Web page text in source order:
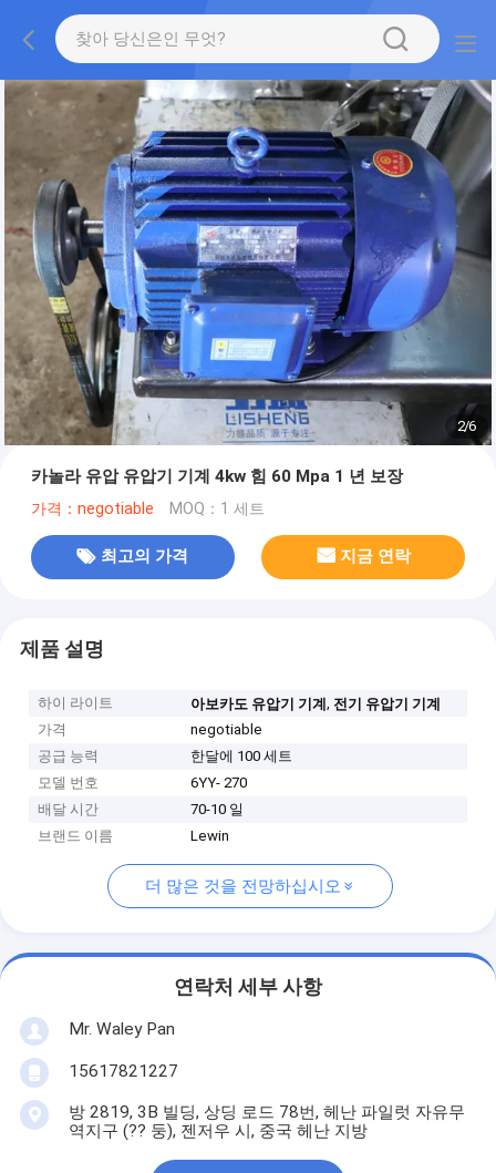
2/6
카놀라 유압 유압기 기계 4kw 힘 60 Mpa 1 년 보장
가격：negotiable MOQ：1 세트
최고의 가격 지금 연락
제품 설명
하이 라이트 아보카도 유압기 기계, 전기 유압기 기계
가격
negotiable
공급 능력
한달에 100 세트
모델 번호
6YY- 270
배달 시간
70-10 일
브랜드 이름
Lewin
더 많은 것을 전망하십시오
연락처 세부 사항
Mr. Waley Pan
15617821227
방 2819, 3B 빌딩, 상딩 로드 78번, 헤난 파일럿 자유무
역지구 (?? 둥), 젠저우 시, 중국 헤난 지방